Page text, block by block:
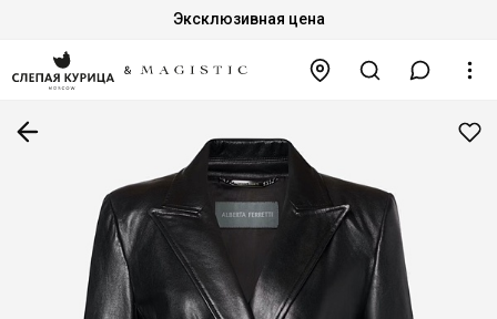
Эксклюзивная цена